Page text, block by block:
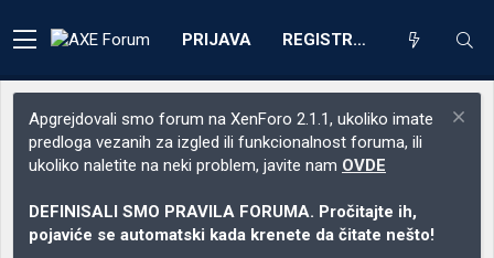
PRIJAVA REGISTRACIJA
Apgrejdovali smo forum na XenForo 2.1.1, ukoliko imate
predloga vezanih za izgled ili funkcionalnost foruma, ili
ukoliko naletite na neki problem, javite nam OVDE
DEFINISALI SMO PRAVILA FORUMA. Pročitajte ih,
pojaviće se automatski kada krenete da čitate nešto!